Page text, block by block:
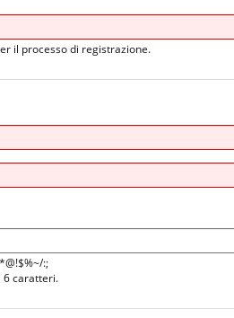
il processo di registrazione.
:;
6 caratteri.